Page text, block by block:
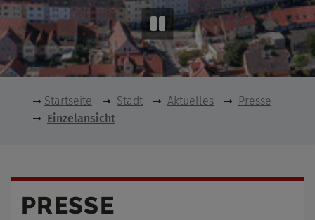
Startseite Stadt Aktuelles
Presse
Einzelansicht
PRESSE